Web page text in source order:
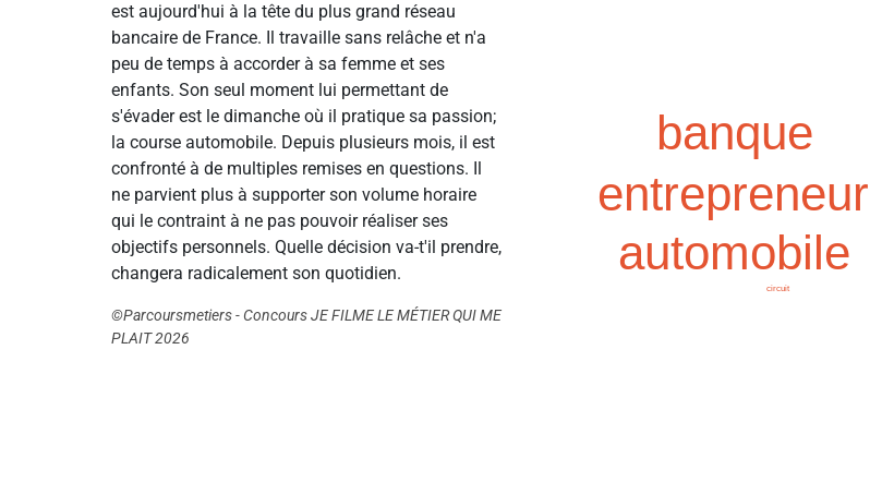
est aujourd'hui à la tête du plus grand réseau
bancaire de France. Il travaille sans relâche et n'a
peu de temps à accorder à sa femme et ses
enfants. Son seul moment lui permettant de
s'évader est le dimanche où il pratique sa passion;
la course automobile. Depuis plusieurs mois, il est
confronté à de multiples remises en questions. Il
ne parvient plus à supporter son volume horaire
qui le contraint à ne pas pouvoir réaliser ses
objectifs personnels. Quelle décision va-t'il prendre,
changera radicalement son quotidien.
©Parcoursmetiers - Concours JE FILME LE MÉTIER QUI ME
PLAIT 2026
entrepreneur
automobile
banque
circuit